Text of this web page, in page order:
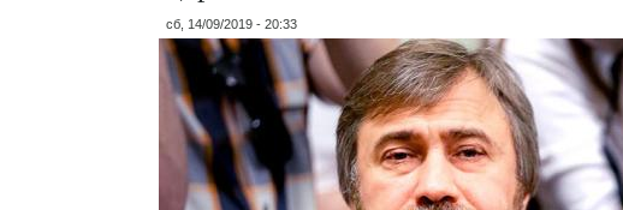
сб, 14/09/2019 - 20:33